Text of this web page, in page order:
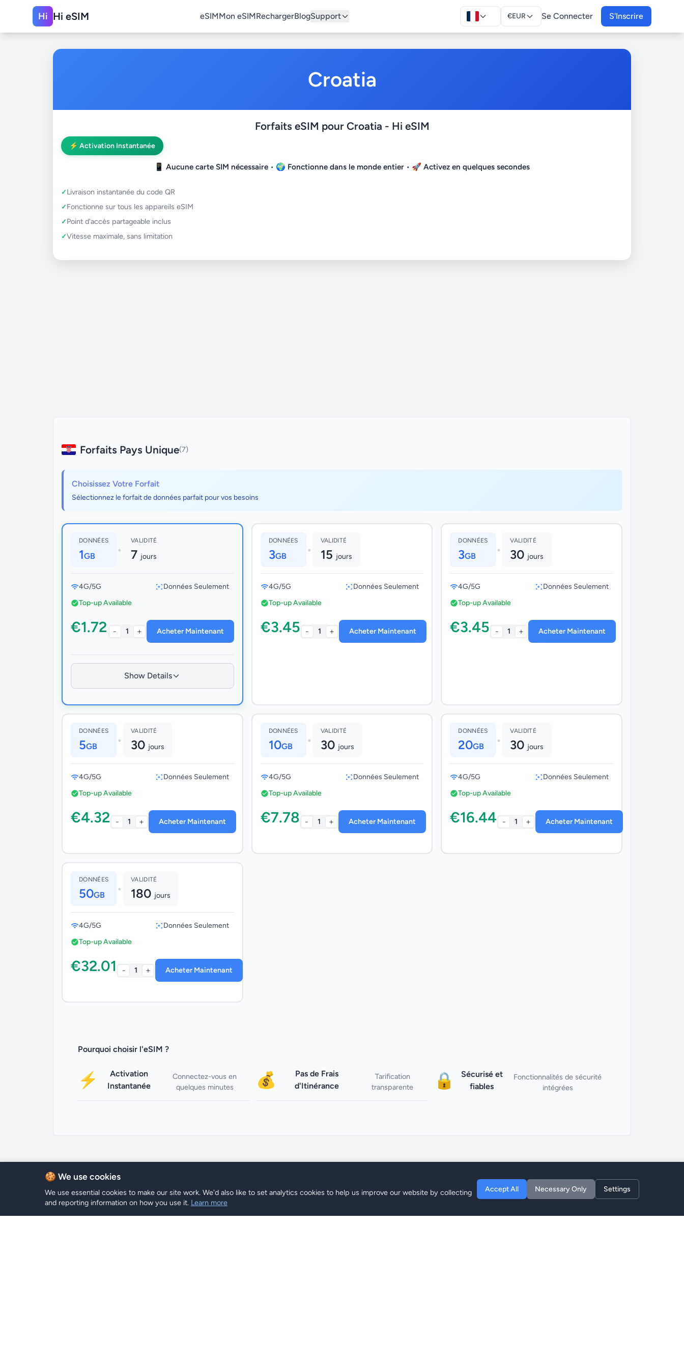
Hi Hi eSIM eSIMMon eSIMRechargerBlogSupport €EUR Se Connecter S'Inscrire
Croatia
Forfaits eSIM pour Croatia - Hi eSIM
⚡ Activation Instantanée
📱 Aucune carte SIM nécessaire • 🌍 Fonctionne dans le monde entier • 🚀 Activez en quelques secondes
Livraison instantanée du code QR
Fonctionne sur tous les appareils eSIM
Point d'accès partageable inclus
Vitesse maximale, sans limitation
Forfaits Pays Unique(7)
Choisissez Votre Forfait
Sélectionnez le forfait de données parfait pour vos besoins
DONNÉES
1GB •
VALIDITÉ
7 jours
4G/5G
Données Seulement
Top-up Available
€1.72 - 1 + Acheter Maintenant
Show Details
DONNÉES
3GB •
VALIDITÉ
15 jours
4G/5G
Données Seulement
Top-up Available
€3.45 - 1 + Acheter Maintenant
DONNÉES
3GB •
VALIDITÉ
30 jours
4G/5G
Données Seulement
Top-up Available
€3.45 - 1 + Acheter Maintenant
DONNÉES
5GB •
VALIDITÉ
30 jours
4G/5G
Données Seulement
Top-up Available
€4.32 - 1 + Acheter Maintenant
DONNÉES
10GB •
VALIDITÉ
30 jours
4G/5G
Données Seulement
Top-up Available
€7.78 - 1 + Acheter Maintenant
DONNÉES
20GB •
VALIDITÉ
30 jours
4G/5G
Données Seulement
Top-up Available
€16.44 - 1 + Acheter Maintenant
DONNÉES
50GB •
VALIDITÉ
180 jours
4G/5G
Données Seulement
Top-up Available
€32.01 - 1 + Acheter Maintenant
Pourquoi choisir l'eSIM ?
⚡
Activation
Instantanée
Connectez-vous en
quelques minutes
💰
Pas de Frais
d'Itinérance
Tarification
transparente
🔒
Sécurisé et
fiables
Fonctionnalités de sécurité
intégrées
🍪 We use cookies
We use essential cookies to make our site work. We'd also like to set analytics cookies to help us improve our website by collecting
and reporting information on how you use it. Learn more
Accept All Necessary Only Settings